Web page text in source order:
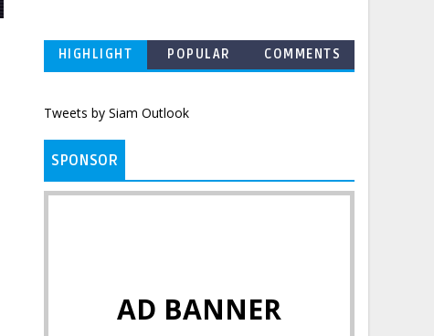
HIGHLIGHT POPULAR COMMENTS
Tweets by Siam Outlook
SPONSOR
AD BANNER